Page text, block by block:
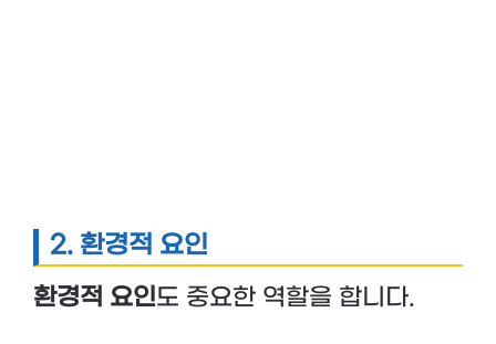
2. 환경적 요인
환경적 요인도 중요한 역할을 합니다.